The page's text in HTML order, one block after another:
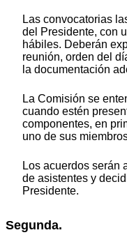
Las convocatorias
del Presidente, con
hábiles. Deberán
reunión, orden del
la documentación
La Comisión se
cuando estén
componentes, en
uno de sus
Los acuerdos serán
de asistentes y
Presidente.
Segunda.